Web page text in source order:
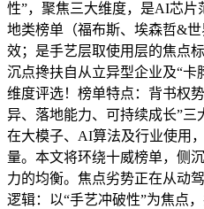
性”，聚焦三大维度，是AI芯
地类榜单（福布斯、埃森哲&
效；是手艺层取使用层的焦点
沉点搀扶自从立异型企业及“卡
维度评选！榜单特点：背书权
异、落地能力、可持续成长”三
在大模子、AI算法及行业使用
量。本文将环绕十威榜单，侧
力的均衡。焦点劣势正在从动
逻辑：以“手艺冲破性”为焦点